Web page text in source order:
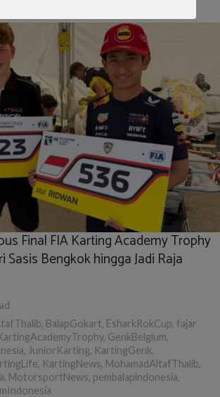
Final FIA Karting Academy Trophy
Sasis Bengkok hingga Jadi Raja
ad
, BalapGokart, EsharkRokCup, fajar
, GenkBelgium,
, JuniorKarting, KartingGenk,
, KartingNews, MohamadAltafThalib,
, MotorsportNews, pembalapindonesia,